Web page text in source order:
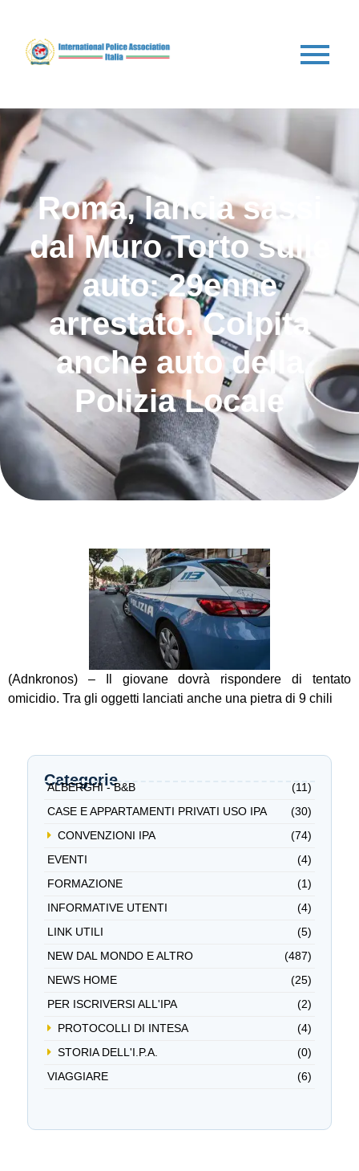
Roma, lancia sassi
dal Muro Torto sulle
auto: 29enne
arrestato. Colpita
anche auto della
Polizia Locale
(Adnkronos) – Il giovane dovrà rispondere di tentato
omicidio. Tra gli oggetti lanciati anche una pietra di 9 chili
Categorie
ALBERGHI - B&B
(11)
CASE E APPARTAMENTI PRIVATI USO IPA
(30)
CONVENZIONI IPA
(74)
EVENTI
(4)
FORMAZIONE
(1)
INFORMATIVE UTENTI
(4)
LINK UTILI
(5)
NEW DAL MONDO E ALTRO
(487)
NEWS HOME
(25)
PER ISCRIVERSI ALL'IPA
(2)
PROTOCOLLI DI INTESA
(4)
STORIA DELL'I.P.A.
(0)
VIAGGIARE
(6)